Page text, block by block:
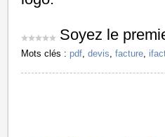
Soyez le
Mots clés : pdf, devis, facture,